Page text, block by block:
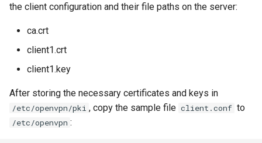
the client configuration and their file paths on the server:
ca.crt
client1.crt
client1.key
After storing the necessary certificates and keys in
/etc/openvpn/pki , copy the sample file client.conf to
/etc/openvpn :